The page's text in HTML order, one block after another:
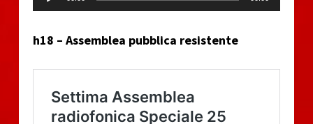
h18 – Assemblea pubblica resistente